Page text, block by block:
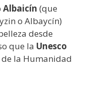
Albaicín (que
o Albaycín)
desde
que la Unesco
la Humanidad